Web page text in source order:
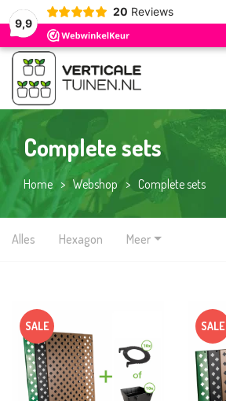
9,9
20 Reviews
Complete sets
Home > Webshop > Complete sets
Alles Hexagon Meer
SALE SALE